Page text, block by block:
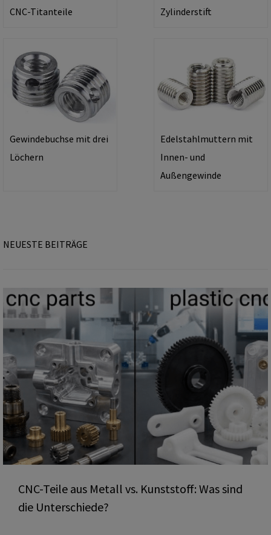
CNC-Titanteile Zylinderstift
Gewindebuchse mit drei
Löchern
Edelstahlmuttern mit
Innen- und
Außengewinde
NEUESTE BEITRÄGE
CNC-Teile aus Metall vs. Kunststoff: Was sind
die Unterschiede?